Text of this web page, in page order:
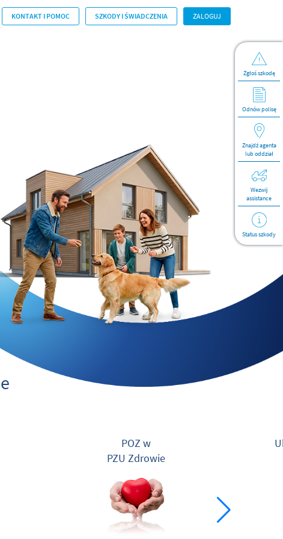
KONTAKT I POMOC SZKODY I ŚWIADCZENIA ZALOGUJ
Zgłoś szkodę
Odnów polisę
Znajdź agenta
lub oddział
Wezwij
assistance
Status szkody
POZ w
PZU Zdrowie